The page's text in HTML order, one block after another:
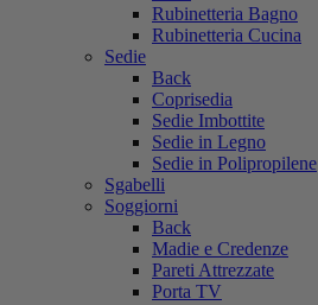
Rubinetteria Bagno
Rubinetteria Cucina
Sedie
Back
Coprisedia
Sedie Imbottite
Sedie in Legno
Sedie in Polipropilene
Sgabelli
Soggiorni
Back
Madie e Credenze
Pareti Attrezzate
Porta TV